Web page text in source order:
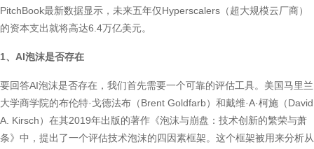
PitchBook最新数据显示，未来五年仅Hyperscalers（超大规模云厂商）
的资本支出就将高达6.4万亿美元。
1、AI泡沫是否存在
要回答AI泡沫是否存在，我们首先需要一个可靠的评估工具。美国马里兰
大学商学院的布伦特·戈德法布（Brent Goldfarb）和戴维·A·柯施（David
A. Kirsch）在其2019年出版的著作《泡沫与崩盘：技术创新的繁荣与萧
条》中，提出了一个评估技术泡沫的四因素框架。这个框架被用来分析从